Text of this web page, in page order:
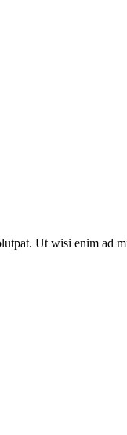
Ut wisi enim ad